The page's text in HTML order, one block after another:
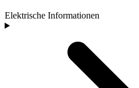
Elektrische Informationen